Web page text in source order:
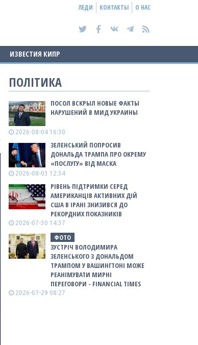
ЛЕДИ КОНТАКТЫ О НАС
ИЗВЕСТИЯ КИПР
ПОЛІТИКА
ПОСОЛ ВСКРЫЛ НОВЫЕ ФАКТЫ
НАРУШЕНИЙ В МИД УКРАИНЫ
2026-08-04 16:30
ЗЕЛЕНСЬКИЙ ПОПРОСИВ
ДОНАЛЬДА ТРАМПА ПРО ОКРЕМУ
«ПОСЛУГУ» ВІД МАСКА
2026-08-03 12:34
РІВЕНЬ ПІДТРИМКИ СЕРЕД
АМЕРИКАНЦІВ АКТИВНИХ ДІЙ
США В ІРАНІ ЗНИЗИВСЯ ДО
РЕКОРДНИХ ПОКАЗНИКІВ
2026-07-30 14:37
ФОТО
ЗУСТРІЧ ВОЛОДИМИРА
ЗЕЛЕНСЬКОГО З ДОНАЛЬДОМ
ТРАМПОМ У ВАШИНГТОНІ МОЖЕ
РЕАНІМУВАТИ МИРНІ
ПЕРЕГОВОРИ - FINANCIAL TIMES
2026-07-29 08:27